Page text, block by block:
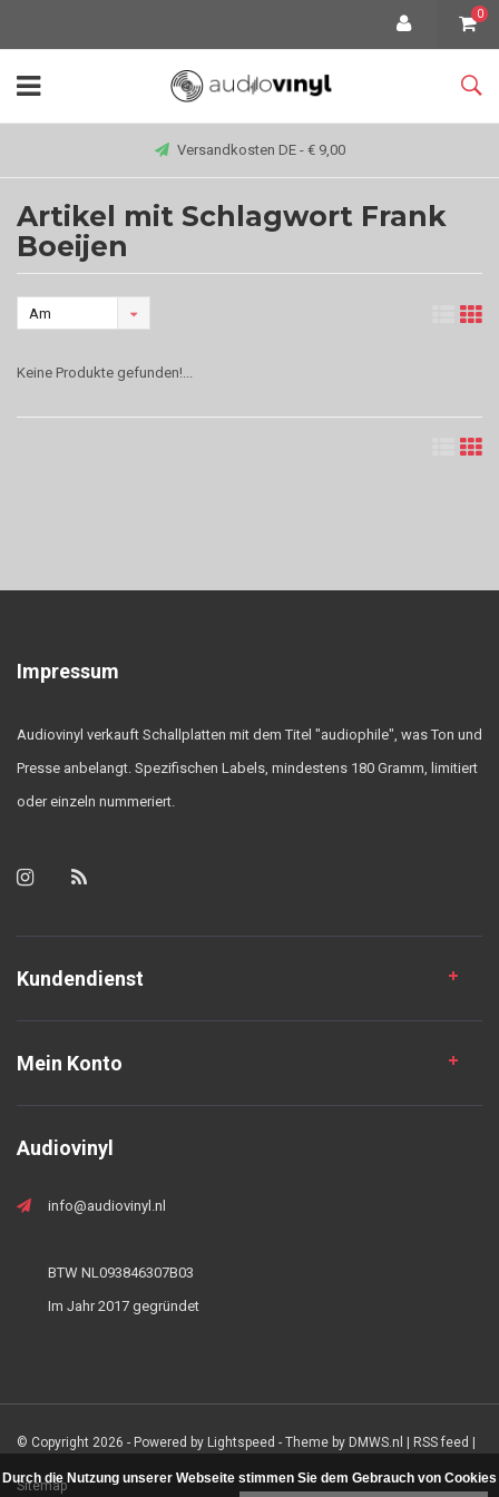
0
Versandkosten DE - € 9,00
Artikel mit Schlagwort Frank
Boeijen
Am
angesehen
Keine Produkte gefunden!...
Impressum
Audiovinyl verkauft Schallplatten mit dem Titel "audiophile", was Ton und
Presse anbelangt. Spezifischen Labels, mindestens 180 Gramm, limitiert
oder einzeln nummeriert.
Kundendienst
Mein Konto
Audiovinyl
info@audiovinyl.nl
BTW NL093846307B03
Im Jahr 2017 gegründet
© Copyright 2026 - Powered by Lightspeed - Theme by DMWS.nl RSS feed
Sitemap
Durch die Nutzung unserer Webseite stimmen Sie dem Gebrauch von Cookies